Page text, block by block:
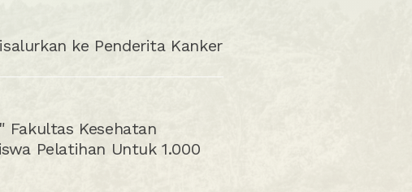
ke Penderita Kanker
Fakultas Kesehatan
Pelatihan Untuk 1.000